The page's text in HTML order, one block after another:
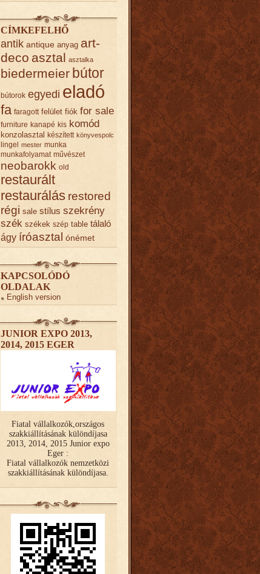
CÍMKEFELHŐ
antik antique anyag art-
deco asztal asztalka
biedermeier bútor
bútorok egyedi eladó
fa faragott felület fiók for sale
furniture kanapé kis komód
konzolasztal készített könyvespolc
lingel mester munka
munkafolyamat művészet
neobarokk old
restaurált
restaurálás restored
régi sale stílus szekrény
szék székek szép table tálaló
ágy íróasztal ónémet
KAPCSOLÓDÓ
OLDALAK
English version
JUNIOR EXPO 2013,
2014, 2015 EGER
Fiatal vállalkozók,országos
szakkiállításának különdíjasa
2013, 2014, 2015 Junior expo
Eger :
Fiatal vállalkozók nemzetközi
szakkiállításának különdíjasa.